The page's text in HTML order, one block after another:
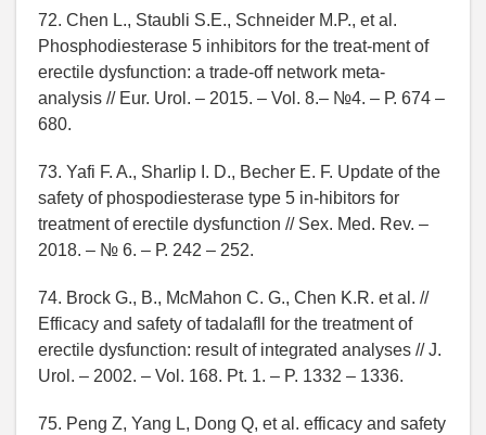
72. Chen L., Staubli S.E., Schneider M.P., et al.
Phosphodiesterase 5 inhibitors for the treat-ment of
erectile dysfunction: a trade-off network meta-
analysis // Eur. Urol. – 2015. – Vol. 8.– №4. – Р. 674 –
680.
73. Yafi F. A., Sharlip I. D., Becher E. F. Update of the
safety of phospodiesterase type 5 in-hibitors for
treatment of erectile dysfunction // Seх. Med. Rev. –
2018. – № 6. – Р. 242 – 252.
74. Brock G., B., McMahon C. G., Chen K.R. et al. //
Efficacy and safety of tadalafll for the treatment of
erectilе dysfunction: result of integrated analyses // J.
Urol. – 2002. – Vol. 168. Pt. 1. – P. 1332 – 1336.
75. Peng Z, Yang L, Dong Q, et al. efficacy and safety